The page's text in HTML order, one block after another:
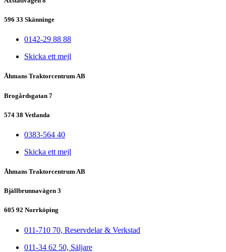
596 33 Skänninge
0142-29 88 88
Skicka ett mejl
Åhmans Traktorcentrum AB
Brogårdsgatan 7
574 38 Vetlanda
0383-564 40
Skicka ett mejl
Åhmans Traktorcentrum AB
Bjällbrunnavägen 3
605 92 Norrköping
011-710 70, Reservdelar & Verkstad
011-34 62 50, Säljare